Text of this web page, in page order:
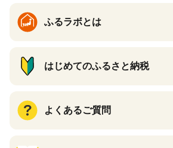
ふるラボとは
はじめてのふるさと納税
よくあるご質問